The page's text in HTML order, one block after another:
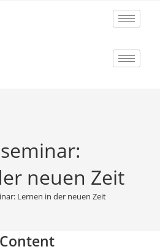
neuen Zeit
Lernen in der neuen Zeit